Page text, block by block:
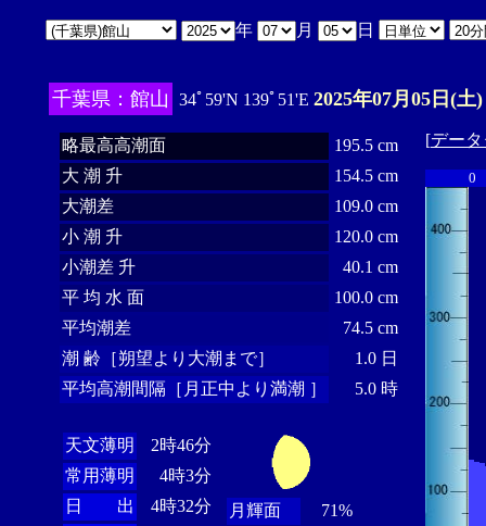
年 月 日
千葉県：館山 34ﾟ59'N 139ﾟ51'E 2025年07月05日(土)
略最高高潮面
195.5 cm
大 潮 升
154.5 cm
大潮差
109.0 cm
小 潮 升
120.0 cm
小潮差 升
40.1 cm
平 均 水 面
100.0 cm
平均潮差
74.5 cm
潮 齢［朔望より大潮まで］
1.0 日
平均高潮間隔［月正中より満潮 ］
5.0 時
天文薄明
2時46分
常用薄明
4時3分
日 出
4時32分
月輝面
71%
[デー
0